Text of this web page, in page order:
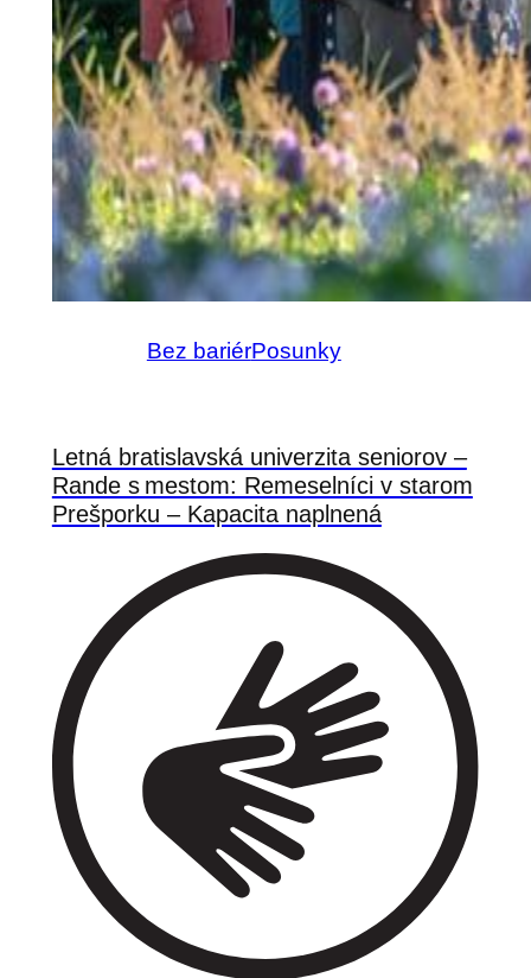
Bez bariérPosunky
Letná bratislavská univerzita seniorov –
Rande s mestom: Remeselníci v starom
Prešporku – Kapacita naplnená